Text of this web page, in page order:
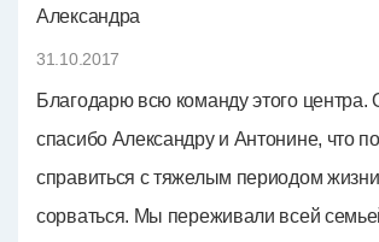
Александра
31.10.2017
Благодарю всю команду этого центра.
спасибо Александру и Антонине, что
справиться с тяжелым периодом
сорваться. Мы переживали всей